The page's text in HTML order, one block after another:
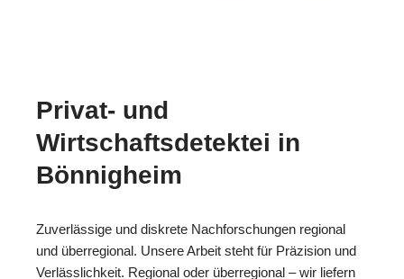
Privat- und
Wirtschaftsdetektei in
Bönnigheim
Zuverlässige und diskrete Nachforschungen regional
und überregional. Unsere Arbeit steht für Präzision und
Verlässlichkeit. Regional oder überregional – wir liefern